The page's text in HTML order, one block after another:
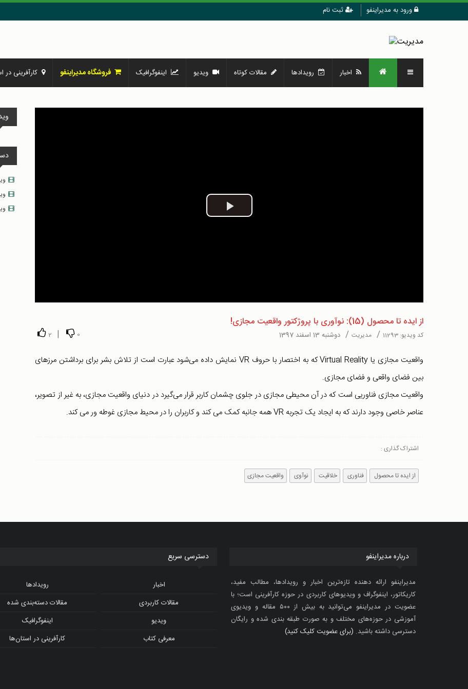
ورود به مدیراینفو ثبت نام
اخبار رویدادها مقالات کوتاه ویدیو اینفوگرافیک فروشگاه مدیراینفو کارآفرینی در
Play
0
|
2
از ایده تا محصول (15): نوآوری با پروژکتور واقعیت مجازی!
کد ویدیو: 11293
/ مدیریت / دوشنبه 13 اسفند 1397
واقعیت مجازی یا Virtual Reality که به اختصار با حروف VR نمایش داده می‌شود عبارت است از تلاش بشر برای برداشتن مرزهای
بین فضای واقعی و فضای مجازی.
واقعیت مجازی فناوریی است که در آن محیطی مجازی در جلوی چشمان کاربر قرار می‌گیرد در دنیای واقعیت مجازی، به غیر از تصویر،
عناصر خاصی وجود دارند که به ایجاد یک تجربه VR همه جانبه کمک می کند و کاربران را در محیط مجازی غوطه ور می کند.
اشتراک گذاری :
از ایده تا محصول فناوری خلاقیت نوآوی واقعیت مجازی
درباره مدیراینفو
مدیراینفو ارائه دهنده تازه‌ترین اخبار و رویدادها، مطالب مفید،
کاریکاتور، اینفوگراف و ویدیوهای کاربردی در حوزه کارآفرینی است؛ با
عضویت در مدیراینفو می‌توانید به بیش از ۵۰۰ مقاله و ویدیوی
آموزشی در حوزه‌های مختلف و به صورت طبقه بندی شده و رایگان
دسترسی داشته باشید. (برای عضویت کلیک کنید)
دسترسی سریع
اخبار
رویدادها
مقالات کاربردی
مقالات دسته‌بندی شده
ویدیو
اینفوگرافیک
معرفی کتاب
کارآفرینی در استان‌ها